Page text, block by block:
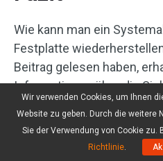
Wie kann man ein
Festplatte
Beitrag gelesen haben,
Informationen über die
Wiederherstellung vom
ShadowMaker und
Wählen Sie einfach einen
Wir verwenden Cookies, um Ihnen
Website zu geben. Durch die weitere
Sie der Verwendung von Cookie zu.
Richtlinie.